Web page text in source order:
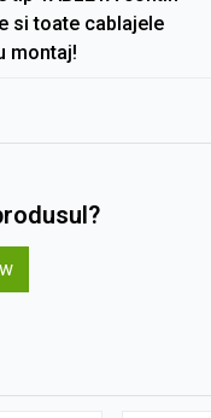
si toate cablajele
montaj!